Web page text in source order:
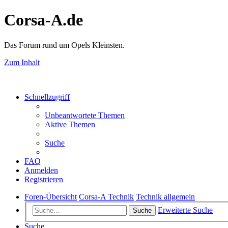
Corsa-A.de
Das Forum rund um Opels Kleinsten.
Zum Inhalt
Schnellzugriff
Unbeantwortete Themen
Aktive Themen
Suche
FAQ
Anmelden
Registrieren
Foren-Übersicht Corsa-A Technik Technik allgemein
Suche
Erweiterte Suche